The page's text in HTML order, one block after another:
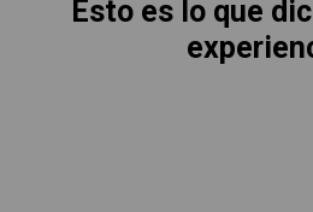
Esto es lo que